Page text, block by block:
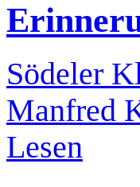
Södeler
Manfred
Lesen